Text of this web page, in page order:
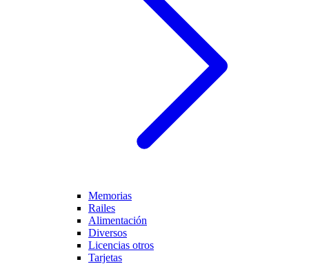
Memorias
Railes
Alimentación
Diversos
Licencias otros
Tarjetas